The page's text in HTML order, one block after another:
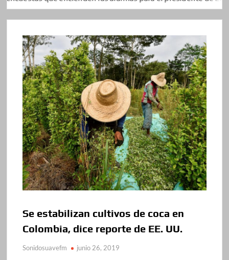
Se estabilizan cultivos de coca en
Colombia, dice reporte de EE. UU.
Sonidosuavefm junio 26, 2019